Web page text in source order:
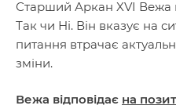
Старший Аркан XVI Вежа
Так чи Ні. Він вказує на
питання втрачає
зміни.
Вежа відповідає на